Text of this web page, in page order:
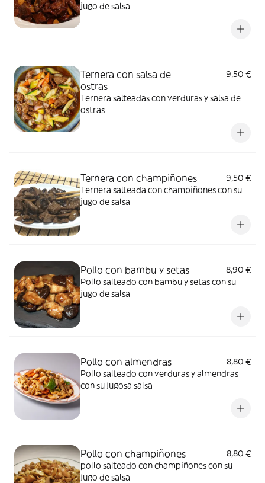
jugo de salsa
Ternera con salsa de
ostras
9,50 €
Ternera salteadas con verduras y salsa de
ostras
Ternera con champiñones
9,50 €
Ternera salteada con champiñones con su
jugo de salsa
Pollo con bambu y setas
8,90 €
Pollo salteado con bambu y setas con su
jugo de salsa
Pollo con almendras
8,80 €
Pollo salteado con verduras y almendras
con su jugosa salsa
Pollo con champiñones
8,80 €
pollo salteado con champiñones con su
jugo de salsa